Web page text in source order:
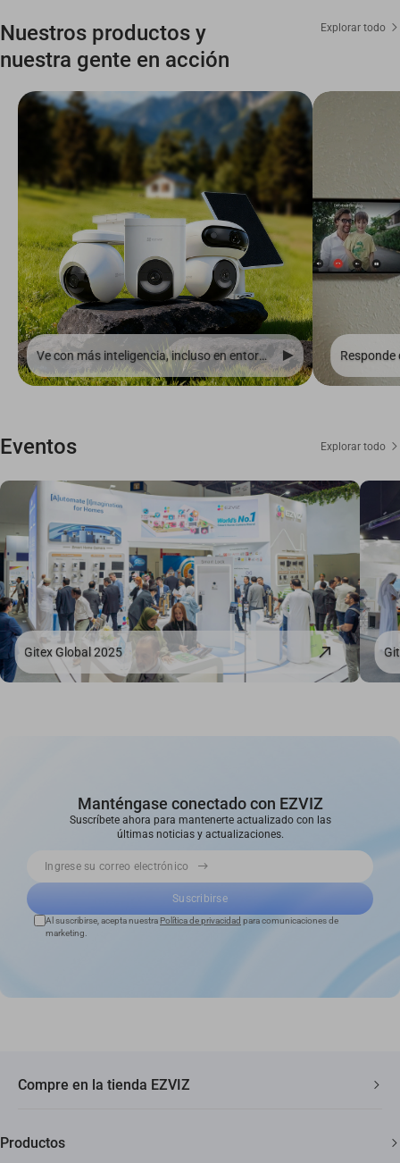
Nuestros productos y
nuestra gente en acción
Explorar todo
Ve con más inteligencia, incluso en entornos remotos y sin cables.
Eventos Explorar todo
Gitex Global 2025
Manténgase conectado con EZVIZ
Suscríbete ahora para mantenerte actualizado con las
últimas noticias y actualizaciones.
Ingrese su correo electrónico
Suscribirse
Al suscribirse, acepta nuestra Política de privacidad para comunicaciones de
marketing.
Compre en la tienda EZVIZ
Productos